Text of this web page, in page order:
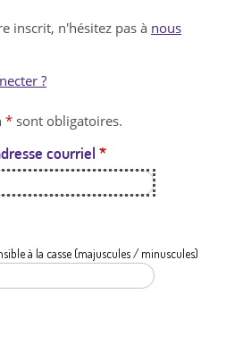
n
t
a
t
i
inscrit, n'hésitez pas à nous
?
* sont obligatoires.
courriel *
à la casse (majuscules / minuscules)